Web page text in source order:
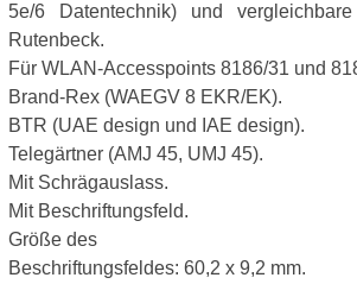
5e/6 Datentechnik) und
Rutenbeck.
Für WLAN-Accesspoints 8186/31 und
Brand-Rex (WAEGV 8 EKR/EK).
BTR (UAE design und IAE design).
Telegärtner (AMJ 45, UMJ 45).
Mit Schrägauslass.
Mit Beschriftungsfeld.
Größe des
Beschriftungsfeldes: 60,2 x 9,2 mm.